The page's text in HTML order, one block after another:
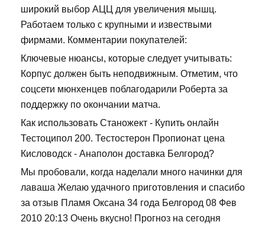
широкий выбор АЦЦ для увеличения мышц.
Работаем только с крупными и извествыми
фирмами. Комментарии покупателей:
Ключевые нюансы, которые следует учитывать:
Корпус должен быть неподвижным. Отметим, что
соцсети мюнхенцев поблагодарили Роберта за
поддержку по окончании матча.
Как использовать Станожект - Купить онлайн
Тестоципол 200. Тестостерон Пропионат цена
Кисловодск - Анаполон доставка Белгород?
Мы пробовали, когда наделали много начинки для
лаваша Желаю удачного приготовления и спасибо
за отзыв Пламя Оксана 34 года Белгород 08 Фев
2010 20:13 Очень вкусно! Прогноз на сегодня